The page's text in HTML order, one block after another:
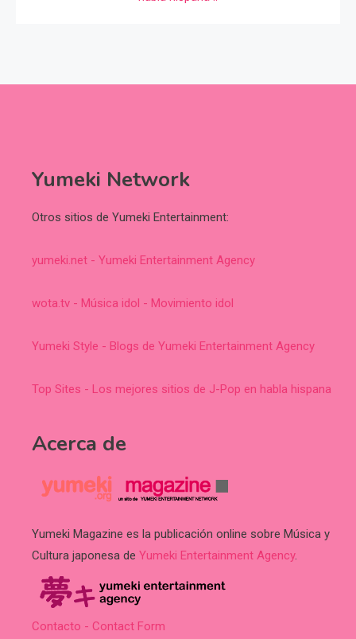
Yumeki Network
Otros sitios de Yumeki Entertainment:
yumeki.net - Yumeki Entertainment Agency
wota.tv - Música idol - Movimiento idol
Yumeki Style - Blogs de Yumeki Entertainment Agency
Top Sites - Los mejores sitios de J-Pop en habla hispana
Acerca de
Yumeki Magazine es la publicación online sobre Música y
Cultura japonesa de Yumeki Entertainment Agency.
Contacto - Contact Form